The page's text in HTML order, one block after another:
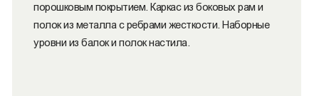
порошковым покрытием. Каркас из боковых рам и
полок из металла с ребрами жесткости. Наборные
уровни из балок и полок настила.